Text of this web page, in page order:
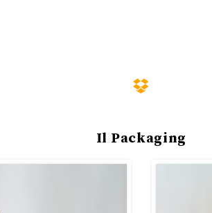
Il Packaging